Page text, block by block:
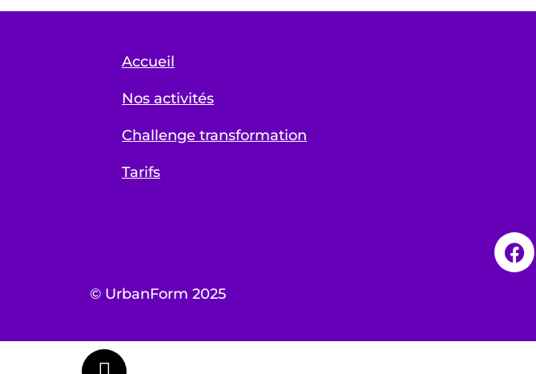
Accueil
Nos activités
Challenge transformation
Tarifs
© UrbanForm 2025
Appeler maintenant